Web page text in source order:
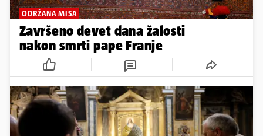
ODRŽANA MISA
Završeno devet dana žalosti
nakon smrti pape Franje